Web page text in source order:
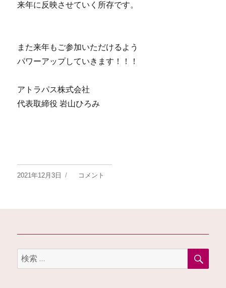
来年に反映させていく所存です。
また来年もご参加いただけるよう
パワーアップしていきます！！！
アトラパス株式会社
代表取締役 岩山ひろみ
2021年12月3日
ー
ー
コメント
検
索:
検